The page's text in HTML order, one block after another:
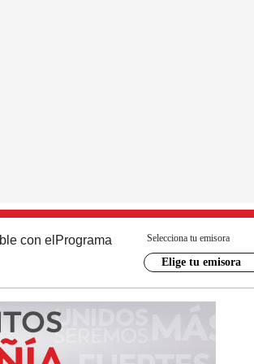
con el Programa Selecciona tu emisora
Elige tu emisora